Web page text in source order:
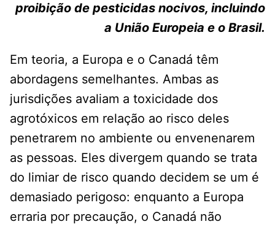
proibição de pesticidas nocivos, incluindo
a União Europeia e o Brasil.
Em teoria, a Europa e o Canadá têm
abordagens semelhantes. Ambas as
jurisdições avaliam a toxicidade dos
agrotóxicos em relação ao risco deles
penetrarem no ambiente ou envenenarem
as pessoas. Eles divergem quando se trata
do limiar de risco quando decidem se um é
demasiado perigoso: enquanto a Europa
erraria por precaução, o Canadá não